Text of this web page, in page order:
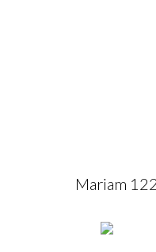
Mariam